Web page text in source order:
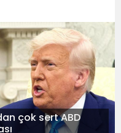
çok sert ABD